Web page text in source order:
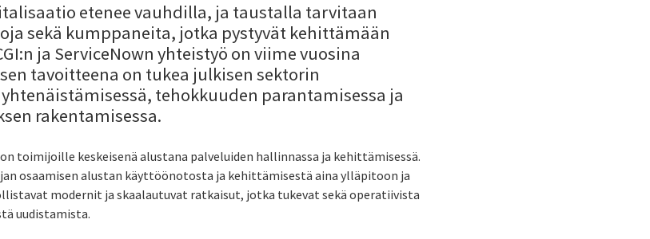
etenee vauhdilla, ja taustalla tarvitaan
sekä kumppaneita, jotka pystyvät kehittämään
ja ServiceNown yhteistyö on viime vuosina
tavoitteena on tukea julkisen sektorin
tehokkuuden parantamisessa ja
rakentamisessa.
toimijoille keskeisenä alustana palveluiden hallinnassa ja kehittämisessä.
osaamisen alustan käyttöönotosta ja kehittämisestä aina ylläpitoon ja
modernit ja skaalautuvat ratkaisut, jotka tukevat sekä operatiivista
uudistamista.